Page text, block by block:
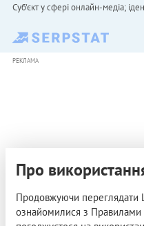
Cуб'єкт у сфері онлайн-медіа;
РЕКЛАМА
Про
Продовжуючи переглядати
ознайомилися з Правилами